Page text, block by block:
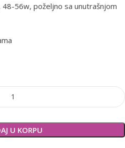
56w, poželjno sa unutrašnjom
U KORPU